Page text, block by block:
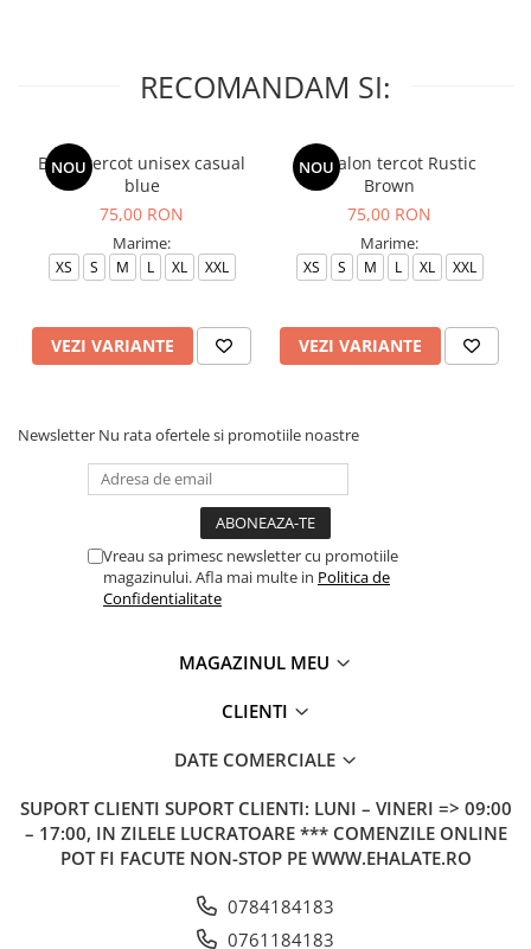
RECOMANDAM SI:
NOU
Bluza tercot unisex casual
blue
75,00 RON
Marime:
XS S M L XL XXL
VEZI VARIANTE
NOU
Pantalon tercot Rustic
Brown
75,00 RON
Marime:
XS S M L XL XXL
VEZI VARIANTE
Newsletter Nu rata ofertele si promotiile noastre
Vreau sa primesc newsletter cu promotiile
magazinului. Afla mai multe in Politica de
Confidentialitate
MAGAZINUL MEU
CLIENTI
DATE COMERCIALE
SUPORT CLIENTI SUPORT CLIENTI: LUNI – VINERI => 09:00
– 17:00, IN ZILELE LUCRATOARE *** COMENZILE ONLINE
POT FI FACUTE NON-STOP PE WWW.EHALATE.RO
0784184183
0761184183